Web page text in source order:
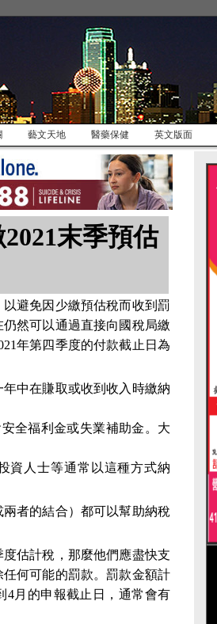
藝文天地 醫藥保健 英文版面
末季預估
避免因少繳預估稅而收到罰
然可以通過直接向國稅局繳
年第四季度的付款截止日為
中在賺取或收到收入時繳納
全福利金或失業補助金。大
資人士等通常以這種方式納
者的結合）都可以幫助納稅
估計稅，那麼他們應盡快支
何可能的罰款。罰款金額計
4月的申報截止日，通常會有